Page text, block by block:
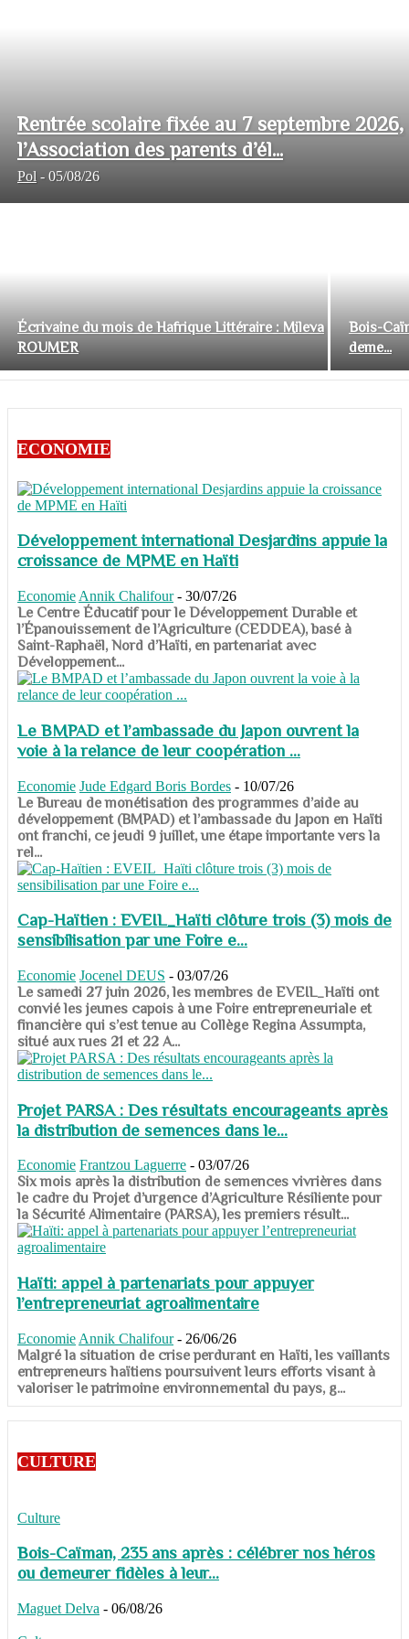
Rentrée scolaire fixée au 7 septembre 2026,
l’Association des parents d’él...
Pol - 05/08/26
Écrivaine du mois de Hafrique Littéraire : Mileva
ROUMER
Bois-
deme...
ECONOMIE
Développement international Desjardins appuie la
croissance de MPME en Haïti
Economie Annik Chalifour - 30/07/26
​​​​​​​Le Centre Éducatif pour le Développement Durable et
l’Épanouissement de l’Agriculture (CEDDEA), basé à
Saint-Raphaël, Nord d’Haïti, en partenariat avec
Développement...
Le BMPAD et l’ambassade du Japon ouvrent la
voie à la relance de leur coopération ...
Economie Jude Edgard Boris Bordes - 10/07/26
​​​​​​​Le Bureau de monétisation des programmes d’aide au
développement (BMPAD) et l’ambassade du Japon en Haïti
ont franchi, ce jeudi 9 juillet, une étape importante vers la
rel...
Cap-Haïtien : EVEIL_Haïti clôture trois (3) mois de
sensibilisation par une Foire e...
Economie Jocenel DEUS - 03/07/26
Le samedi 27 juin 2026, les membres de EVEIL_Haïti ont
convié les jeunes capois à une Foire entrepreneuriale et
financière qui s’est tenue au Collège Regina Assumpta,
situé aux rues 21 et 22 A...
Projet PARSA : Des résultats encourageants après
la distribution de semences dans le...
Economie Frantzou Laguerre - 03/07/26
​​​​​​​Six mois après la distribution de semences vivrières dans
le cadre du Projet d’urgence d’Agriculture Résiliente pour
la Sécurité Alimentaire (PARSA), les premiers résult...
Haïti: appel à partenariats pour appuyer
l’entrepreneuriat agroalimentaire
Economie Annik Chalifour - 26/06/26
​​​​​​​Malgré la situation de crise perdurant en Haïti, les vaillants
entrepreneurs haïtiens poursuivent leurs efforts visant à
valoriser le patrimoine environnemental du pays, g...
CULTURE
Culture
Bois-Caïman, 235 ans après : célébrer nos héros
ou demeurer fidèles à leur...
Maguet Delva - 06/08/26